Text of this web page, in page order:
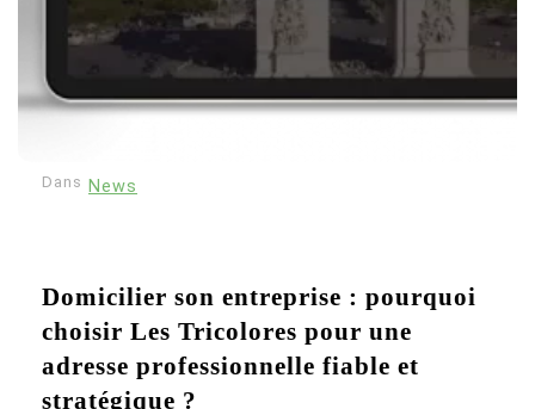
Dans News
Domicilier son entreprise : pourquoi
choisir Les Tricolores pour une
adresse professionnelle fiable et
stratégique ?